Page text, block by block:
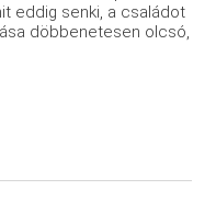
eddig senki, a családot
döbbenetesen olcsó,